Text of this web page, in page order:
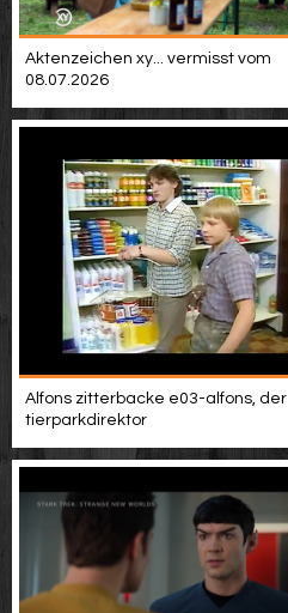
Aktenzeichen xy... vermisst vom
08.07.2026
Alfons zitterbacke e03-alfons, der
tierparkdirektor